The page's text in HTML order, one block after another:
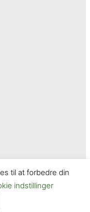
til at forbedre din
indstillinger